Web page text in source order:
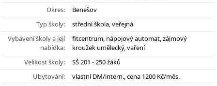
Okres:
Benešov
Typ školy:
střední škola, veřejná
Vybavení školy a její
nabídka:
fitcentrum, nápojový automat, zájmový
kroužek umělecký, vaření
Velikost školy:
SŠ 201 - 250 žáků
Ubytování:
vlastní DM/intern., cena 1200 Kč/měs.